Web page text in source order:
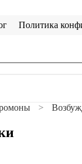
Политика